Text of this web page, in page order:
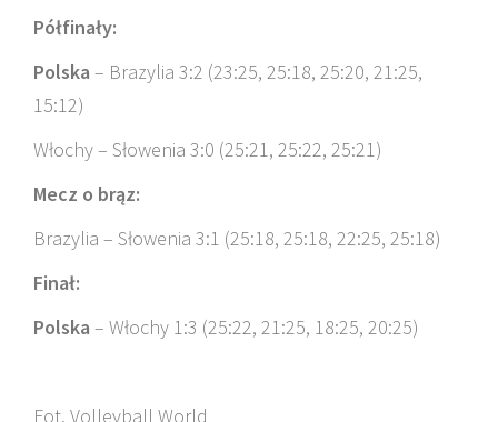
Półfinały:
Polska – Brazylia 3:2 (23:25, 25:18, 25:20, 21:25,
15:12)
Włochy – Słowenia 3:0 (25:21, 25:22, 25:21)
Mecz o brąz:
Brazylia – Słowenia 3:1 (25:18, 25:18, 22:25, 25:18)
Finał:
Polska – Włochy 1:3 (25:22, 21:25, 18:25, 20:25)
Fot. Volleyball World